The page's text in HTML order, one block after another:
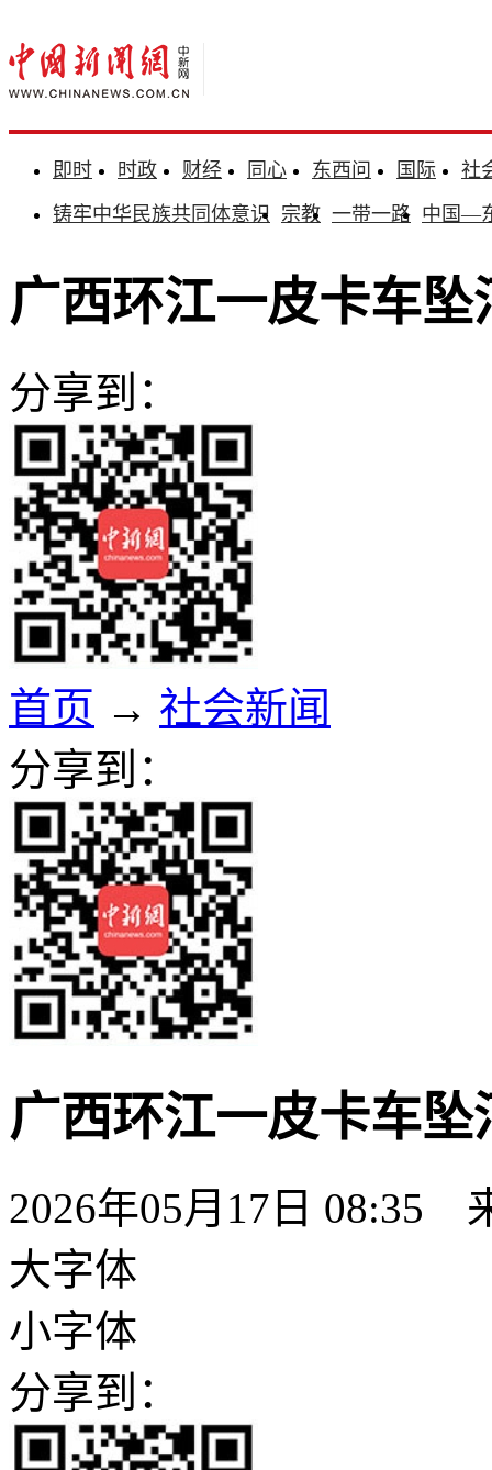
即时 时政 财经 同心 东西问 国际
社
铸牢中华民族共同体意识 宗教 一带一路 中国—
广西环江一皮卡车坠
分享到：
首页 → 社会新闻
分享到：
广西环江一皮卡车坠
2026年05月17日 08:35
大字体
小字体
分享到：